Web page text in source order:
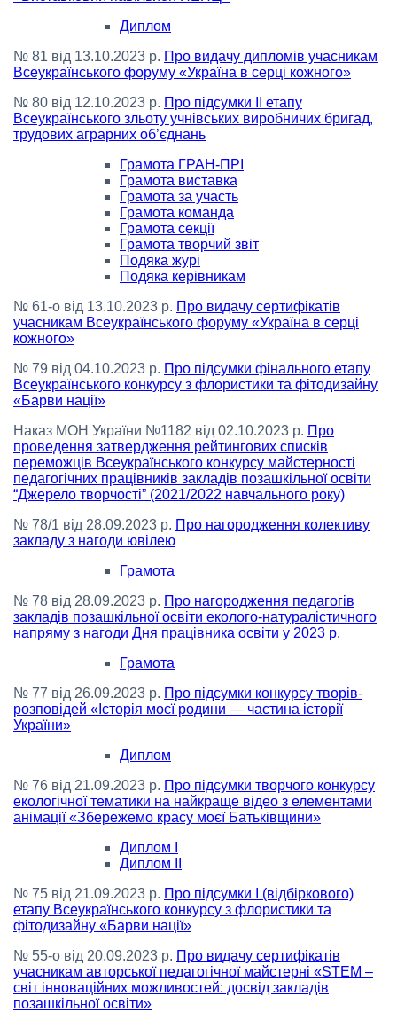
Диплом
№ 81 від 13.10.2023 р. Про видачу дипломів учасникам
Всеукраїнського форуму «Україна в серці кожного»
№ 80 від 12.10.2023 р. Про підсумки ІІ етапу
Всеукраїнського зльоту учнівських виробничих бригад,
трудових аграрних об’єднань
Грамота ГРАН-ПРІ
Грамота виставка
Грамота за участь
Грамота команда
Грамота секції
Грамота творчий звіт
Подяка журі
Подяка керівникам
№ 61-о від 13.10.2023 р. Про видачу сертифікатів
учасникам Всеукраїнського форуму «Україна в серці
кожного»
№ 79 від 04.10.2023 р. Про підсумки фінального етапу
Всеукраїнського конкурсу з флористики та фітодизайну
«Барви нації»
Наказ МОН України №1182 від 02.10.2023 р. Про
проведення затвердження рейтингових списків
переможців Всеукраїнського конкурсу майстерності
педагогічних працівників закладів позашкільної освіти
“Джерело творчості” (2021/2022 навчального року)
№ 78/1 від 28.09.2023 р. Про нагородження колективу
закладу з нагоди ювілею
Грамота
№ 78 від 28.09.2023 р. Про нагородження педагогів
закладів позашкільної освіти еколого-натуралістичного
напряму з нагоди Дня працівника освіти у 2023 р.
Грамота
№ 77 від 26.09.2023 р. Про підсумки конкурсу творів-
розповідей «Історія моєї родини — частина історії
України»
Диплом
№ 76 від 21.09.2023 р. Про підсумки творчого конкурсу
екологічної тематики на найкраще відео з елементами
анімації «Збережемо красу моєї Батьківщини»
Диплом І
Диплом ІІ
№ 75 від 21.09.2023 р. Про підсумки І (відбіркового)
етапу Всеукраїнського конкурсу з флористики та
фітодизайну «Барви нації»
№ 55-о від 20.09.2023 р. Про видачу сертифікатів
учасникам авторської педагогічної майстерні «STEM –
світ інноваційних можливостей: досвід закладів
позашкільної освіти»